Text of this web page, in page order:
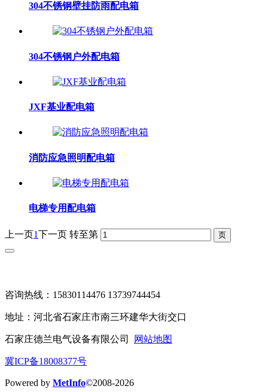
304不锈钢壁挂防雨配电箱
304不锈钢户外配电箱
JXF基业配电箱
消防应急照明配电箱
电梯专用配电箱
上一页1下一页 转至第
咨询热线：15830114476 13739744454
地址：河北省石家庄市南三环建华大街交口
石家庄德兰电气设备有限公司 网站地图
冀ICP备18008377号
Powered by MetInfo©2008-2026